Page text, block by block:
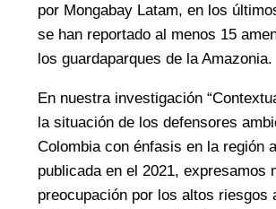
por Mongabay Latam, en los
se han reportado al menos 15
los guardaparques de la Amazonia.
En nuestra investigación
la situación de los defensores
Colombia con énfasis en la región
publicada en el 2021, expresamos
preocupación por los altos riesgos